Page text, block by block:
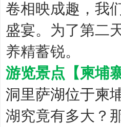
卷相映成趣，我
盛宴。为了第二
养精蓄锐。
游览景点【柬埔
洞里萨湖位于柬
湖究竟有多大？